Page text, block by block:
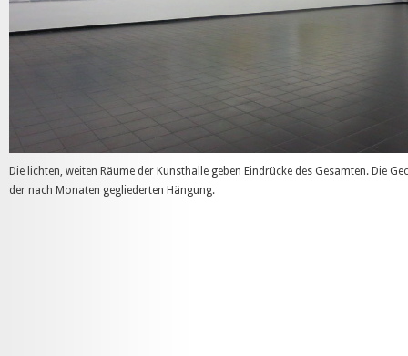
Die lichten, weiten Räume der Kunsthalle geben Eindrücke des Gesamten. Die
der nach Monaten gegliederten Hängung.